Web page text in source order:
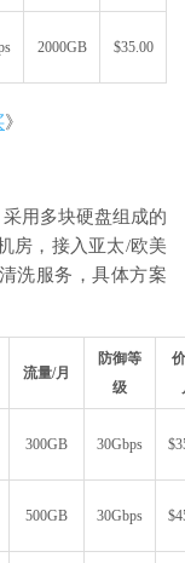
2000GB $35.00
》
用多块硬盘组成的
房，接入亚太/欧美
洗服务，具体方案
流量/月
防御等
级
300GB 30Gbps
500GB 30Gbps